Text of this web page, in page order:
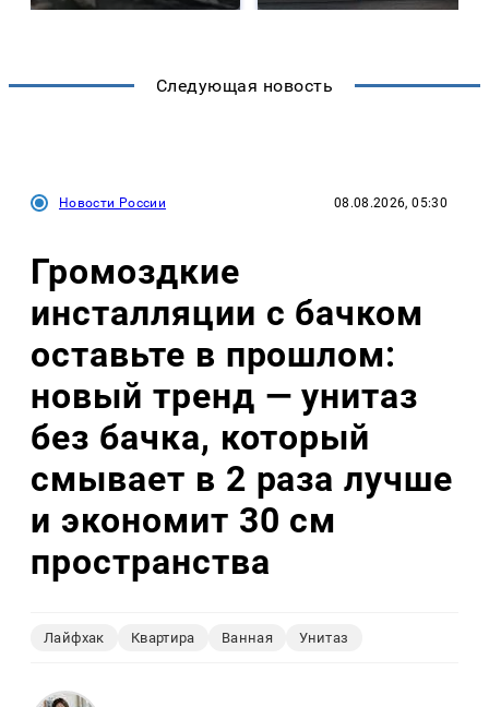
Следующая новость
Новости России 08.08.2026, 05:30
Громоздкие
инсталляции с бачком
оставьте в прошлом:
новый тренд — унитаз
без бачка, который
смывает в 2 раза лучше
и экономит 30 см
пространства
Лайфхак Квартира Ванная Унитаз